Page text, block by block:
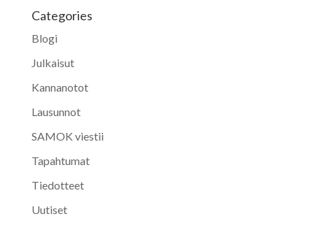
Categories
Blogi
Julkaisut
Kannanotot
Lausunnot
SAMOK viestii
Tapahtumat
Tiedotteet
Uutiset